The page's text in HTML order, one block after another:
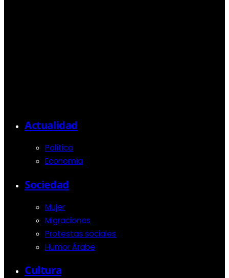
Actualidad
Política
Economía
Sociedad
Mujer
Migraciones
Protestas sociales
Humor Árabe
Cultura